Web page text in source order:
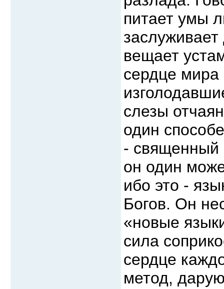
питает умы
вещает
сердце
слезы
один
- священный
он один
ибо это -
Богов. Он
«новые
сила
сердце
метод,